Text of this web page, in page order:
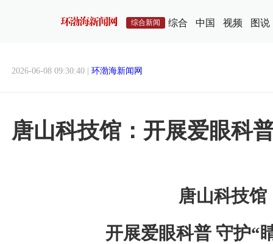
综合新闻 综合 中国 视频 图说
2026-06-08 09:30:40 | 环渤海新闻网
唐山科技馆：开展爱眼科
唐山科技馆
开展爱眼科普 守护“